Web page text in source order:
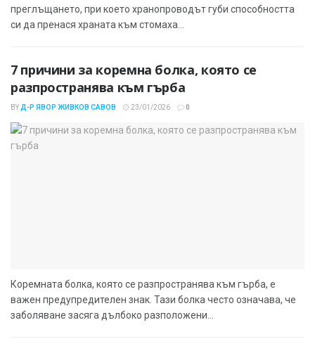
преглъщането, при което хранопроводът губи способността
си да пренася храната към стомаха...
7 причини за коремна болка, която се
разпространява към гърба
BY Д-Р ЯВОР ЖИВКОВ САВОВ 23/01/2026 0
Коремната болка, която се разпространява към гърба, е
важен предупредителен знак. Тази болка често означава, че
заболяване засяга дълбоко разположени...